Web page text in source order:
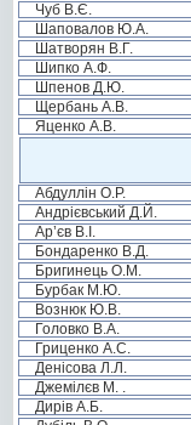
Чуб В.Є.
Шаповалов Ю.А.
Шатворян В.Г.
Шипко А.Ф.
Шпенов Д.Ю.
Щербань А.В.
Яценко А.В.
Абдуллін О.Р.
Андрієвський Д.Й.
Ар’єв В.І.
Бондаренко В.Д.
Бригинець О.М.
Бурбак М.Ю.
Вознюк Ю.В.
Головко В.А.
Гриценко А.С.
Денісова Л.Л.
Джемілєв М. .
Дирів А.Б.